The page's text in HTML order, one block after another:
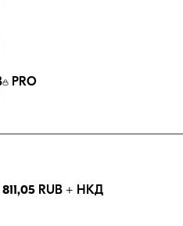
PRO
811,05 RUB + НКД